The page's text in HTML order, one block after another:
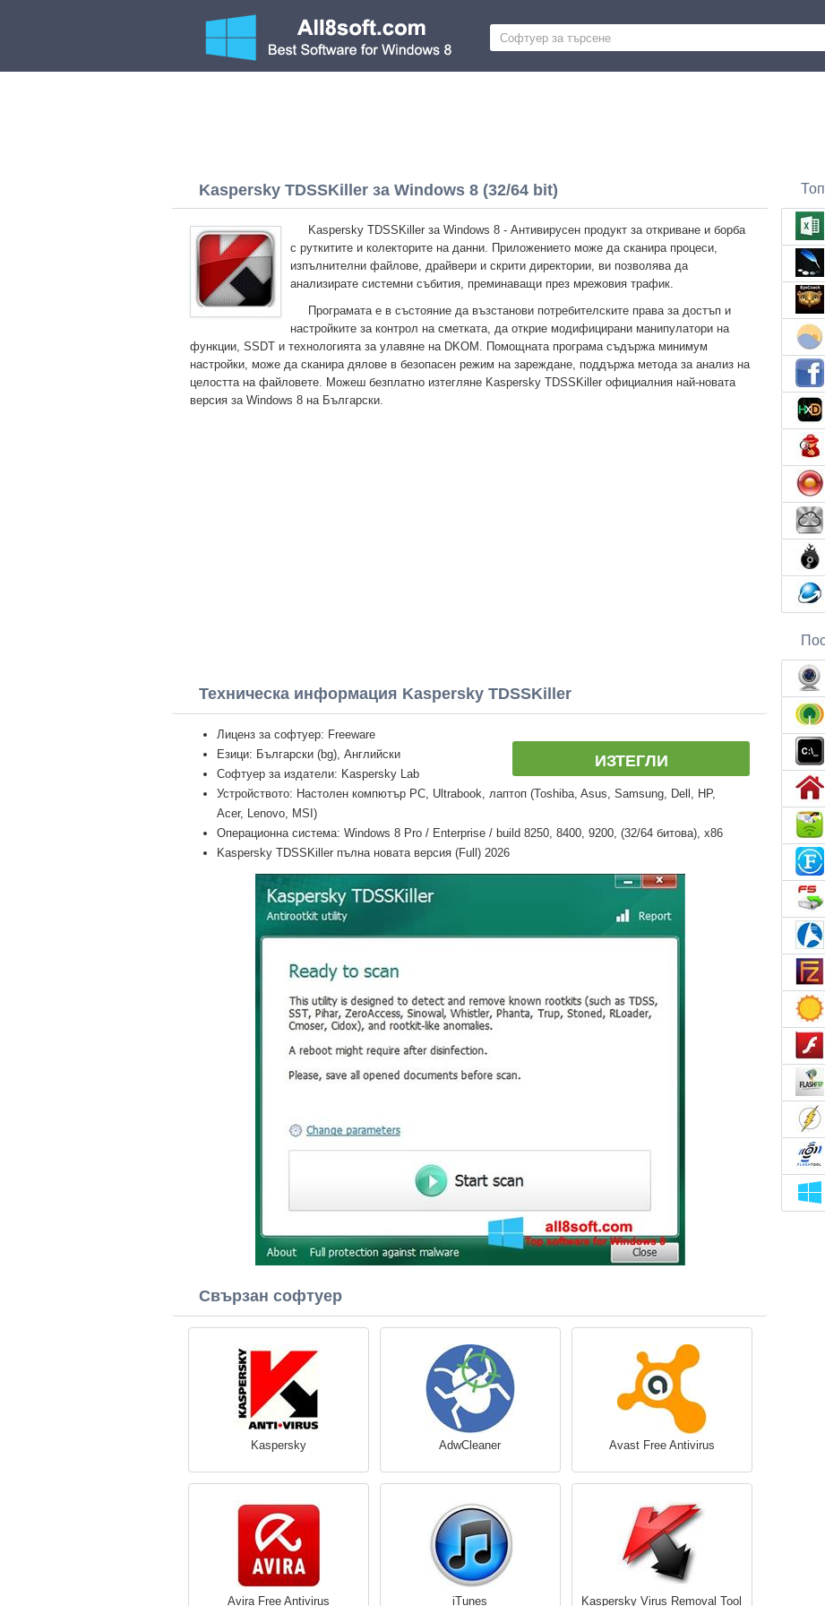
Kaspersky TDSSKiller за Windows 8 (32/64 bit)
Kaspersky TDSSKiller за Windows 8 - Антивирусен продукт за откриване и борба
с руткитите и колекторите на данни. Приложението може да сканира процеси,
изпълнителни файлове, драйвери и скрити директории, ви позволява да
анализирате системни събития, преминаващи през мрежовия трафик.
Програмата е в състояние да възстанови потребителските права за достъп и
настройките за контрол на сметката, да открие модифицирани манипулатори на
функции, SSDT и технологията за улавяне на DKOM. Помощната програма съдържа минимум
настройки, може да сканира дялове в безопасен режим на зареждане, поддържа метода за анализ на
целостта на файловете. Можеш безплатно изтегляне Kaspersky TDSSKiller официалния най-новата
версия за Windows 8 на Български.
Техническа информация Kaspersky TDSSKiller
ИЗТЕГЛИ
Лиценз за софтуер: Freeware
Езици: Български (bg), Английски
Софтуер за издатели: Kaspersky Lab
Устройството: Настолен компютър PC, Ultrabook, лаптоп (Toshiba, Asus, Samsung, Dell, HP,
Acer, Lenovo, MSI)
Операционна система: Windows 8 Pro / Enterprise / build 8250, 8400, 9200, (32/64 битова), x86
Kaspersky TDSSKiller пълна новата версия (Full) 2026
Свързан софтуер
Kaspersky AdwCleaner Avast Free Antivirus
Avira Free Antivirus iTunes Kaspersky Virus Removal Tool